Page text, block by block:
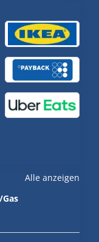
Alle anzeigen